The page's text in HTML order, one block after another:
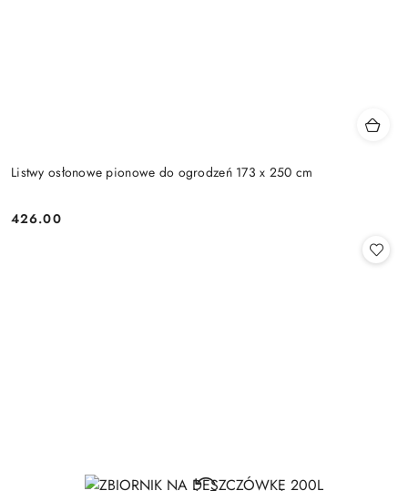
Listwy osłonowe pionowe do ogrodzeń 173 x 250 cm
Cena:
426.00